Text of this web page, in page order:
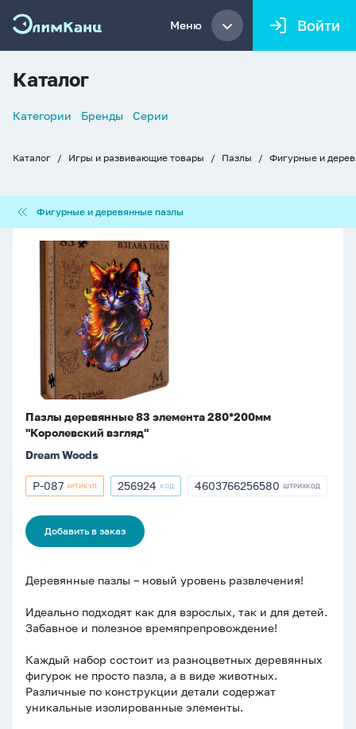
Меню Войти
Каталог
Список
Категории Бренды Серии
Каталог Игры и развивающие товары Пазлы Фигурные и
и
деревянные
Фигурные и деревянные пазлы
Пазлы
деревянные
элемента
280*200мм
"Королевский
взгляд"
Пазлы деревянные 83 элемента 280*200мм
"Королевский взгляд"
Dream Woods
Артикул
087
P-087 АРТИКУЛ
Артикул
256924 КОД
ШТРИХКОД
4603766256580 ШТРИХКОД
Добавить в заказ
Деревянные пазлы – новый уровень развлечения!
Идеально подходят как для взрослых, так и для детей.
Забавное и полезное времяпрепровождение!
Каждый набор состоит из разноцветных деревянных
фигурок не просто пазла, а в виде животных.
Различные по конструкции детали содержат
уникальные изолированные элементы.